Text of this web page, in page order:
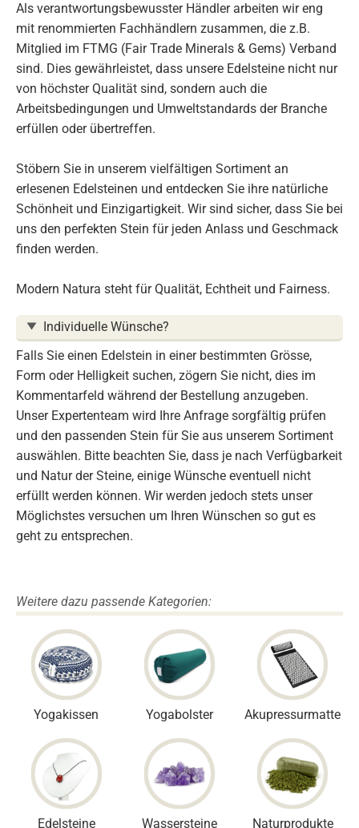
Als verantwortungsbewusster Händler arbeiten wir eng
mit renommierten Fachhändlern zusammen, die z.B.
Mitglied im FTMG (Fair Trade Minerals & Gems) Verband
sind. Dies gewährleistet, dass unsere Edelsteine nicht nur
von höchster Qualität sind, sondern auch die
Arbeitsbedingungen und Umweltstandards der Branche
erfüllen oder übertreffen.
Stöbern Sie in unserem vielfältigen Sortiment an
erlesenen Edelsteinen und entdecken Sie ihre natürliche
Schönheit und Einzigartigkeit. Wir sind sicher, dass Sie bei
uns den perfekten Stein für jeden Anlass und Geschmack
finden werden.
Modern Natura steht für Qualität, Echtheit und Fairness.
Individuelle Wünsche?
Falls Sie einen Edelstein in einer bestimmten Grösse,
Form oder Helligkeit suchen, zögern Sie nicht, dies im
Kommentarfeld während der Bestellung anzugeben.
Unser Expertenteam wird Ihre Anfrage sorgfältig prüfen
und den passenden Stein für Sie aus unserem Sortiment
auswählen. Bitte beachten Sie, dass je nach Verfügbarkeit
und Natur der Steine, einige Wünsche eventuell nicht
erfüllt werden können. Wir werden jedoch stets unser
Möglichstes versuchen um Ihren Wünschen so gut es
geht zu entsprechen.
Weitere dazu passende Kategorien:
Yogakissen Yogabolster Akupressurmatte
Edelsteine Wassersteine Naturprodukte